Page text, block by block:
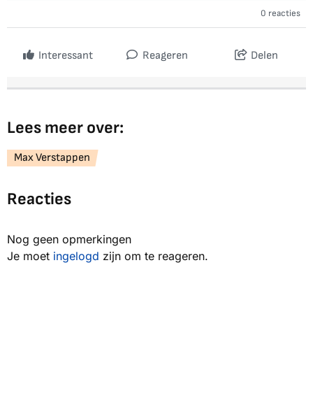
0 reacties
Interessant Reageren Delen
Lees meer over:
Max Verstappen
Reacties
Nog geen opmerkingen
Je moet ingelogd zijn om te reageren.